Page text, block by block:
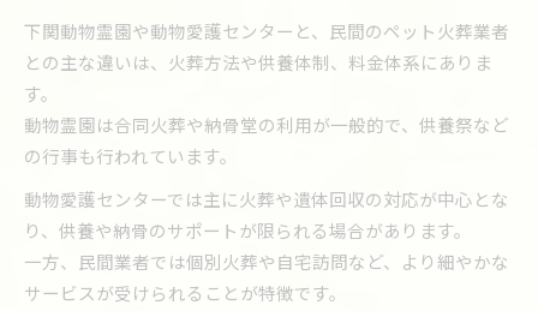
下関動物霊園や動物愛護センターと、民間のペット火葬業者
との主な違いは、火葬方法や供養体制、料金体系にありま
す。
動物霊園は合同火葬や納骨堂の利用が一般的で、供養祭など
の行事も行われています。
動物愛護センターでは主に火葬や遺体回収の対応が中心とな
り、供養や納骨のサポートが限られる場合があります。
一方、民間業者では個別火葬や自宅訪問など、より細やかな
サービスが受けられることが特徴です。